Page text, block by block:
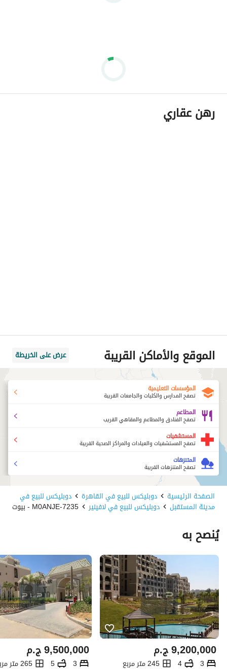
رهن عقاري
الموقع والأماكن القريبة عرض على الخريطة
المؤسسات التعليمية
تصفح المدارس والكليات والجامعات القريبة
المطاعم
تصفح الفنادق والمطاعم والمقاهي القريب
المستشفيات
تصفح المستشفيات والعيادات والمراكز الصحية القريبة
المتنزهات
تصفح المتنزهات القريبة
الصفحة الرئيسية دوبليكس للبيع في القاهرة دوبليكس للبيع في
مدينة المستقبل دوبليكس للبيع في لافينير 7235-M0ANJE - بيوت
يُنصح به
ج.م9,200,000
3
4 245 متر مربع
ج.م9,500,000
3
5 265 متر مربع